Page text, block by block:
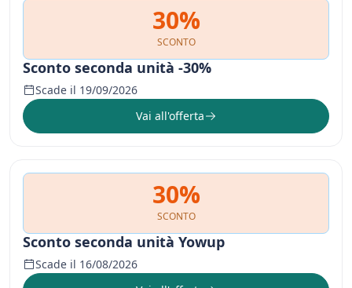
30%
SCONTO
Sconto seconda unità -30%
Scade il 19/09/2026
Vai all'offerta
30%
SCONTO
Sconto seconda unità Yowup
Scade il 16/08/2026